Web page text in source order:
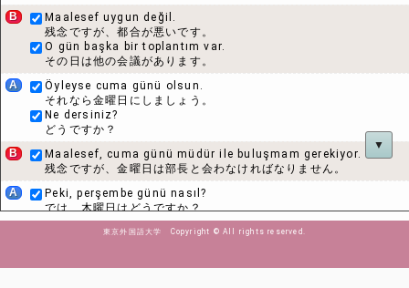
▼
B
Maalesef uygun değil.
残念ですが、都合が悪いです。
O gün başka bir toplantım var.
その日は他の会議があります。
A
Öyleyse cuma günü olsun.
それなら金曜日にしましょう。
Ne dersiniz?
どうですか？
B
Maalesef, cuma günü müdür ile buluşmam gerekiyor.
残念ですが、金曜日は部長と会わなければなりません。
A
Peki, perşembe günü nasıl?
では、木曜日はどうですか？
Perşembe günü de meşgulüm ama öğleden sonra
東京外国語大学 Copyright © All rights reserved.